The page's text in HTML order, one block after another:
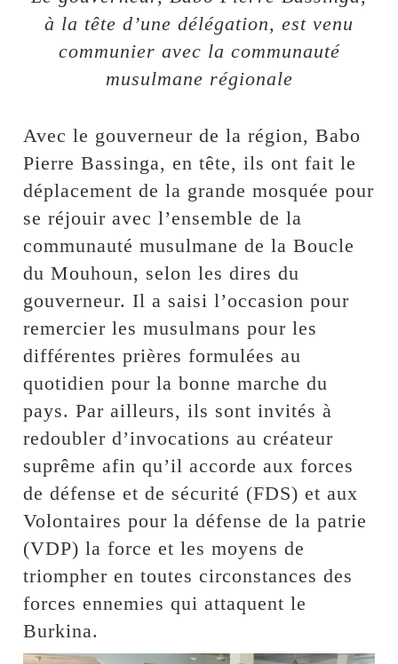
à la tête d’une délégation, est venu
communier avec la communauté
musulmane régionale
Avec le gouverneur de la région, Babo
Pierre Bassinga, en tête, ils ont fait le
déplacement de la grande mosquée pour
se réjouir avec l’ensemble de la
communauté musulmane de la Boucle
du Mouhoun, selon les dires du
gouverneur. Il a saisi l’occasion pour
remercier les musulmans pour les
différentes prières formulées au
quotidien pour la bonne marche du
pays. Par ailleurs, ils sont invités à
redoubler d’invocations au créateur
suprême afin qu’il accorde aux forces
de défense et de sécurité (FDS) et aux
Volontaires pour la défense de la patrie
(VDP) la force et les moyens de
triompher en toutes circonstances des
forces ennemies qui attaquent le
Burkina.